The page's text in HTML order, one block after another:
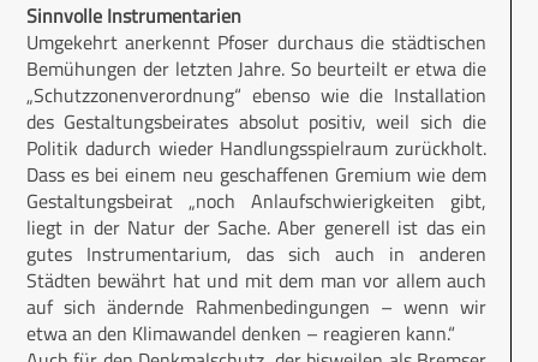
Sinnvolle Instrumentarien
Umgekehrt anerkennt Pfoser durchaus die städtischen
Bemühungen der letzten Jahre. So beurteilt er etwa die
„Schutzzonenverordnung“ ebenso wie die Installation
des Gestaltungsbeirates absolut positiv, weil sich die
Politik dadurch wieder Handlungsspielraum zurückholt.
Dass es bei einem neu geschaffenen Gremium wie dem
Gestaltungsbeirat „noch Anlaufschwierigkeiten gibt,
liegt in der Natur der Sache. Aber generell ist das ein
gutes Instrumentarium, das sich auch in anderen
Städten bewährt hat und mit dem man vor allem auch
auf sich ändernde Rahmenbedingungen – wenn wir
etwa an den Klimawandel denken – reagieren kann.“